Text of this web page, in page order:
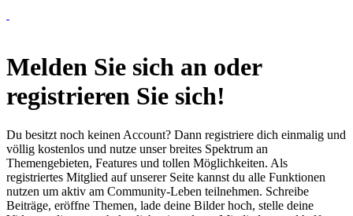
Melden Sie sich an oder
registrieren Sie sich!
Du besitzt noch keinen Account? Dann registriere dich einmalig und
völlig kostenlos und nutze unser breites Spektrum an
Themengebieten, Features und tollen Möglichkeiten. Als
registriertes Mitglied auf unserer Seite kannst du alle Funktionen
nutzen um aktiv am Community-Leben teilnehmen. Schreibe
Beiträge, eröffne Themen, lade deine Bilder hoch, stelle deine